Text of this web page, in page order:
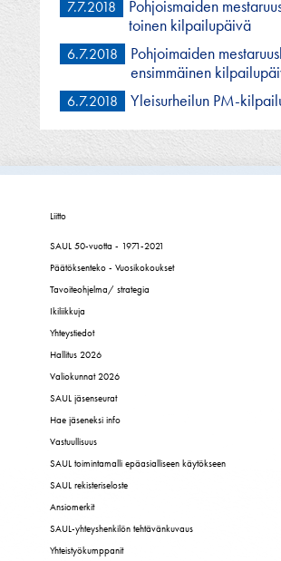
7.7.2018
Pohjoismaiden
toinen kilpailupäivä
6.7.2018
Pohjoimaiden
ensimmäinen
6.7.2018 Yleisurheilun PM-
Liitto
SAUL 50-vuotta - 1971-2021
Päätöksenteko - Vuosikokoukset
Tavoiteohjelma/ strategia
Ikiliikkuja
Yhteystiedot
Hallitus 2026
Valiokunnat 2026
SAUL jäsenseurat
Hae jäseneksi info
Vastuullisuus
SAUL toimintamalli epäasialliseen käytökseen
SAUL rekisteriseloste
Ansiomerkit
SAUL-yhteyshenkilön tehtävänkuvaus
Yhteistyökumppanit